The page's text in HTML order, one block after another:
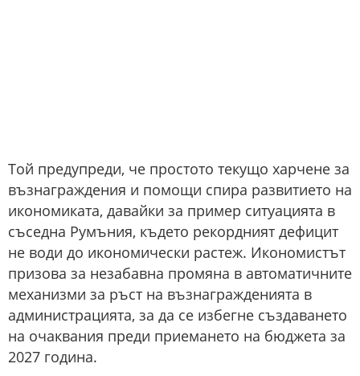
Той предупреди, че простото текущо харчене за
възнаграждения и помощи спира развитието на
икономиката, давайки за пример ситуацията в
съседна Румъния, където рекордният дефицит
не води до икономически растеж. Икономистът
призова за незабавна промяна в автоматичните
механизми за ръст на възнагражденията в
администрацията, за да се избегне създаването
на очаквания преди приемането на бюджета за
2027 година.